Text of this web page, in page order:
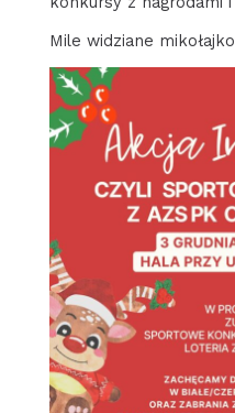
Mile widziane